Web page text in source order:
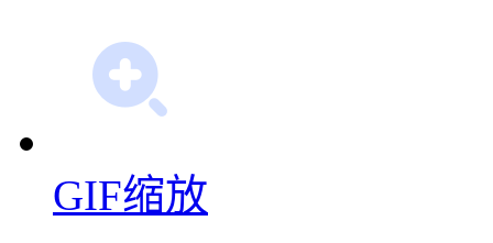
GIF缩放